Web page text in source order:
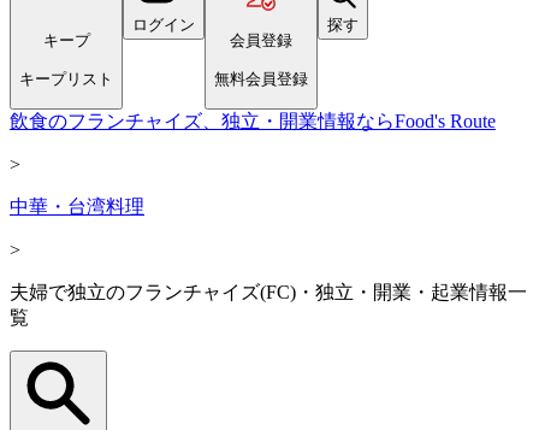
キープ
キープリスト
ログイン
会員登録
無料会員登録
探す
飲食のフランチャイズ、独立・開業情報ならFood's Route
>
中華・台湾料理
>
夫婦で独立のフランチャイズ(FC)・独立・開業・起業情報一
覧